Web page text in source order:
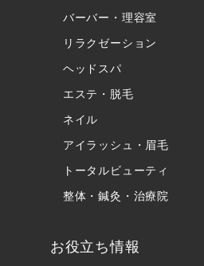
バーバー・理容室
リラクゼーション
ヘッドスパ
エステ・脱毛
ネイル
アイラッシュ・眉毛
トータルビューティ
整体・鍼灸・治療院
お役立ち情報